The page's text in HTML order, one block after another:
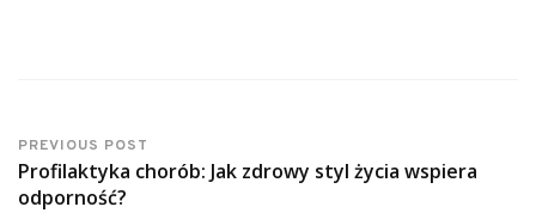
PREVIOUS POST
Profilaktyka chorób: Jak zdrowy styl życia wspiera
odporność?